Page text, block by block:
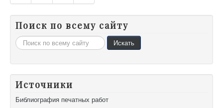
Поиск по всему сайту
Искать... Искать
Источники
Библиография печатных работ